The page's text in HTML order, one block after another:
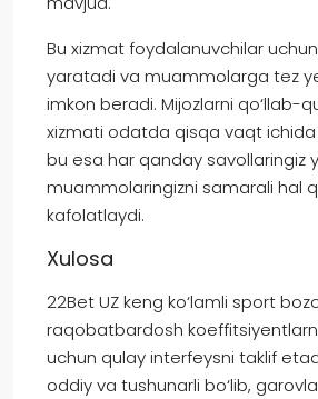
Bu xizmat foydalanuvchilar
yaratadi va muammolarga tez
imkon beradi. Mijozlarni qo‘llab-
xizmati odatda qisqa vaqt
bu esa har qanday savollaringiz
muammolaringizni samarali hal
kafolatlaydi.
Xulosa
22Bet UZ keng ko‘lamli sport
raqobatbardosh
uchun qulay interfeysni taklif
oddiy va tushunarli bo‘lib,